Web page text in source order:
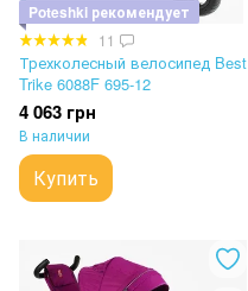
Poteshki рекомендует
11
Трехколесный велосипед Best
Trike 6088F 695-12
4 063 грн
В наличии
Купить